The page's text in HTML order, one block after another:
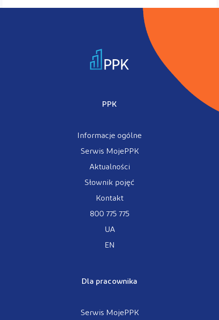
PPK
Informacje ogólne
Serwis MojePPK
Aktualności
Słownik pojęć
Kontakt
800 775 775
UA
EN
Dla pracownika
Serwis MojePPK